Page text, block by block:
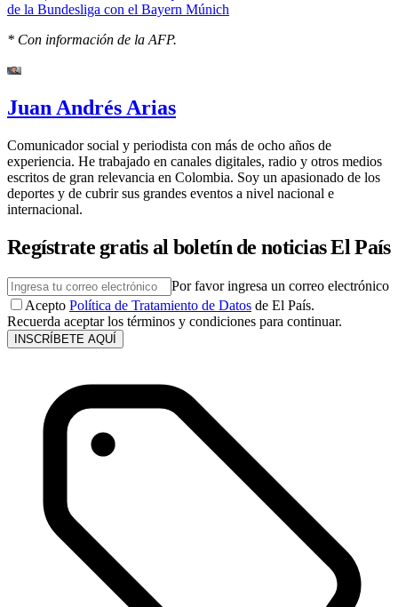
de la Bundesliga con el Bayern Múnich
* Con información de la AFP.
Juan Andrés Arias
Comunicador social y periodista con más de ocho años de
experiencia. He trabajado en canales digitales, radio y otros medios
escritos de gran relevancia en Colombia. Soy un apasionado de los
deportes y de cubrir sus grandes eventos a nivel nacional e
internacional.
Regístrate gratis al boletín de noticias El País
Por favor ingresa un correo electrónico
Acepto Política de Tratamiento de Datos de El País.
Recuerda aceptar los términos y condiciones para continuar.
INSCRÍBETE AQUÍ